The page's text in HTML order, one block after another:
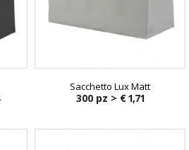
Sacchetto Lux Matt
300 pz > € 1,71